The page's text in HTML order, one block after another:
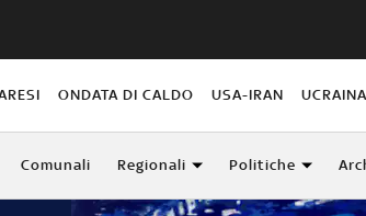
ONDATA DI CALDO USA-IRAN
Comunali Regionali Politiche